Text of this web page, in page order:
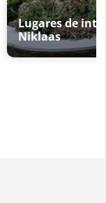
Lugares de
Niklaas